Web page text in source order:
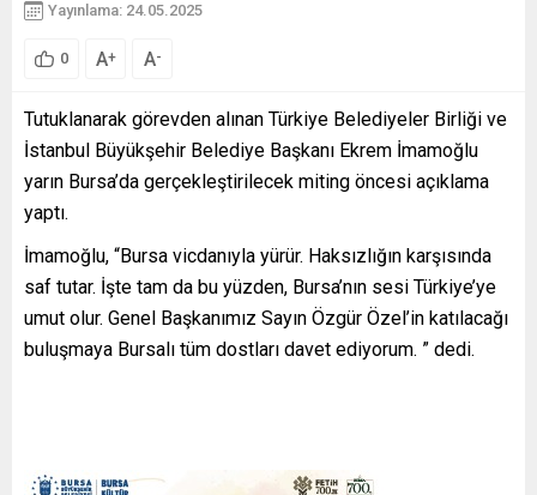
Yayınlama: 24.05.2025
0 A+ A-
Tutuklanarak görevden alınan Türkiye Belediyeler Birliği ve
İstanbul Büyükşehir Belediye Başkanı Ekrem İmamoğlu
yarın Bursa’da gerçekleştirilecek miting öncesi açıklama
yaptı.
İmamoğlu, “Bursa vicdanıyla yürür. Haksızlığın karşısında
saf tutar. İşte tam da bu yüzden, Bursa’nın sesi Türkiye’ye
umut olur. Genel Başkanımız Sayın Özgür Özel’in katılacağı
buluşmaya Bursalı tüm dostları davet ediyorum. ” dedi.